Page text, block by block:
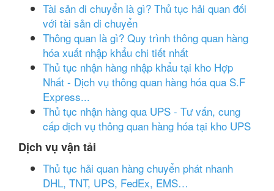
Tài sản di chuyển là gì? Thủ tục hải quan đối
với tài sản di chuyển
Thông quan là gì? Quy trình thông quan hàng
hóa xuất nhập khẩu chi tiết nhất
Thủ tục nhận hàng nhập khẩu tại kho Hợp
Nhất - Dịch vụ thông quan hàng hóa qua S.F
Express...
Thủ tục nhận hàng qua UPS - Tư vấn, cung
cấp dịch vụ thông quan hàng hóa tại kho UPS
Dịch vụ vận tải
Thủ tục hải quan hàng chuyển phát nhanh
DHL, TNT, UPS, FedEx, EMS…